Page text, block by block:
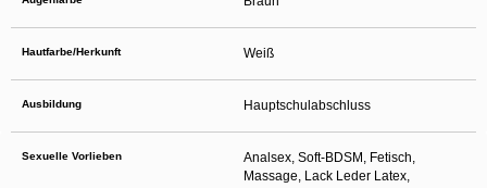
Hautfarbe/Herkunft Weiß
Ausbildung Hauptschulabschluss
Sexuelle Vorlieben
Analsex, Soft-BDSM, Fetisch,
Massage, Lack Leder Latex,